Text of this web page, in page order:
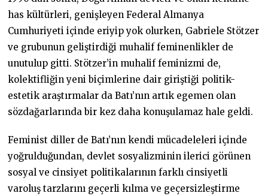
has kültürleri, genişleyen Federal Almanya
Cumhuriyeti içinde eriyip yok olurken, Gabriele Stötzer
ve grubunun geliştirdiği muhalif feminenlikler de
unutulup gitti. Stötzer’in muhalif feminizmi de,
kolektifliğin yeni biçimlerine dair giriştiği politik-
estetik araştırmalar da Batı’nın artık egemen olan
sözdağarlarında bir kez daha konuşulamaz hale geldi.
Feminist diller de Batı’nın kendi mücadeleleri içinde
yoğrulduğundan, devlet sosyalizminin ilerici görünen
sosyal ve cinsiyet politikalarının farklı cinsiyetli
varoluş tarzlarını geçerli kılma ve geçersizleştirme